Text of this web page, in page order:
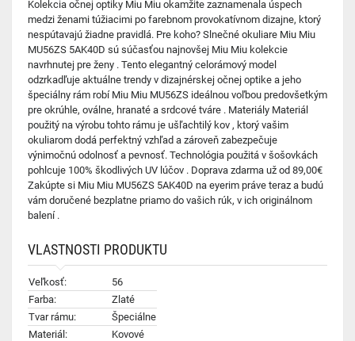
Kolekcia očnej optiky Miu Miu okamžite zaznamenala úspech
medzi ženami túžiacimi po farebnom provokatívnom dizajne, ktorý
nespútavajú žiadne pravidlá. Pre koho? Slnečné okuliare Miu Miu
MU56ZS 5AK40D sú súčasťou najnovšej Miu Miu kolekcie
navrhnutej pre ženy . Tento elegantný celorámový model
odzrkadľuje aktuálne trendy v dizajnérskej očnej optike a jeho
špeciálny rám robí Miu Miu MU56ZS ideálnou voľbou predovšetkým
pre okrúhle, oválne, hranaté a srdcové tváre . Materiály Materiál
použitý na výrobu tohto rámu je ušľachtilý kov , ktorý vašim
okuliarom dodá perfektný vzhľad a zároveň zabezpečuje
výnimočnú odolnosť a pevnosť. Technológia použitá v šošovkách
pohlcuje 100% škodlivých UV lúčov . Doprava zdarma už od 89,00€
Zakúpte si Miu Miu MU56ZS 5AK40D na eyerim práve teraz a budú
vám doručené bezplatne priamo do vašich rúk, v ich originálnom
balení .
VLASTNOSTI PRODUKTU
Veľkosť:
56
Farba:
Zlaté
Tvar rámu:
Špeciálne
Materiál:
Kovové